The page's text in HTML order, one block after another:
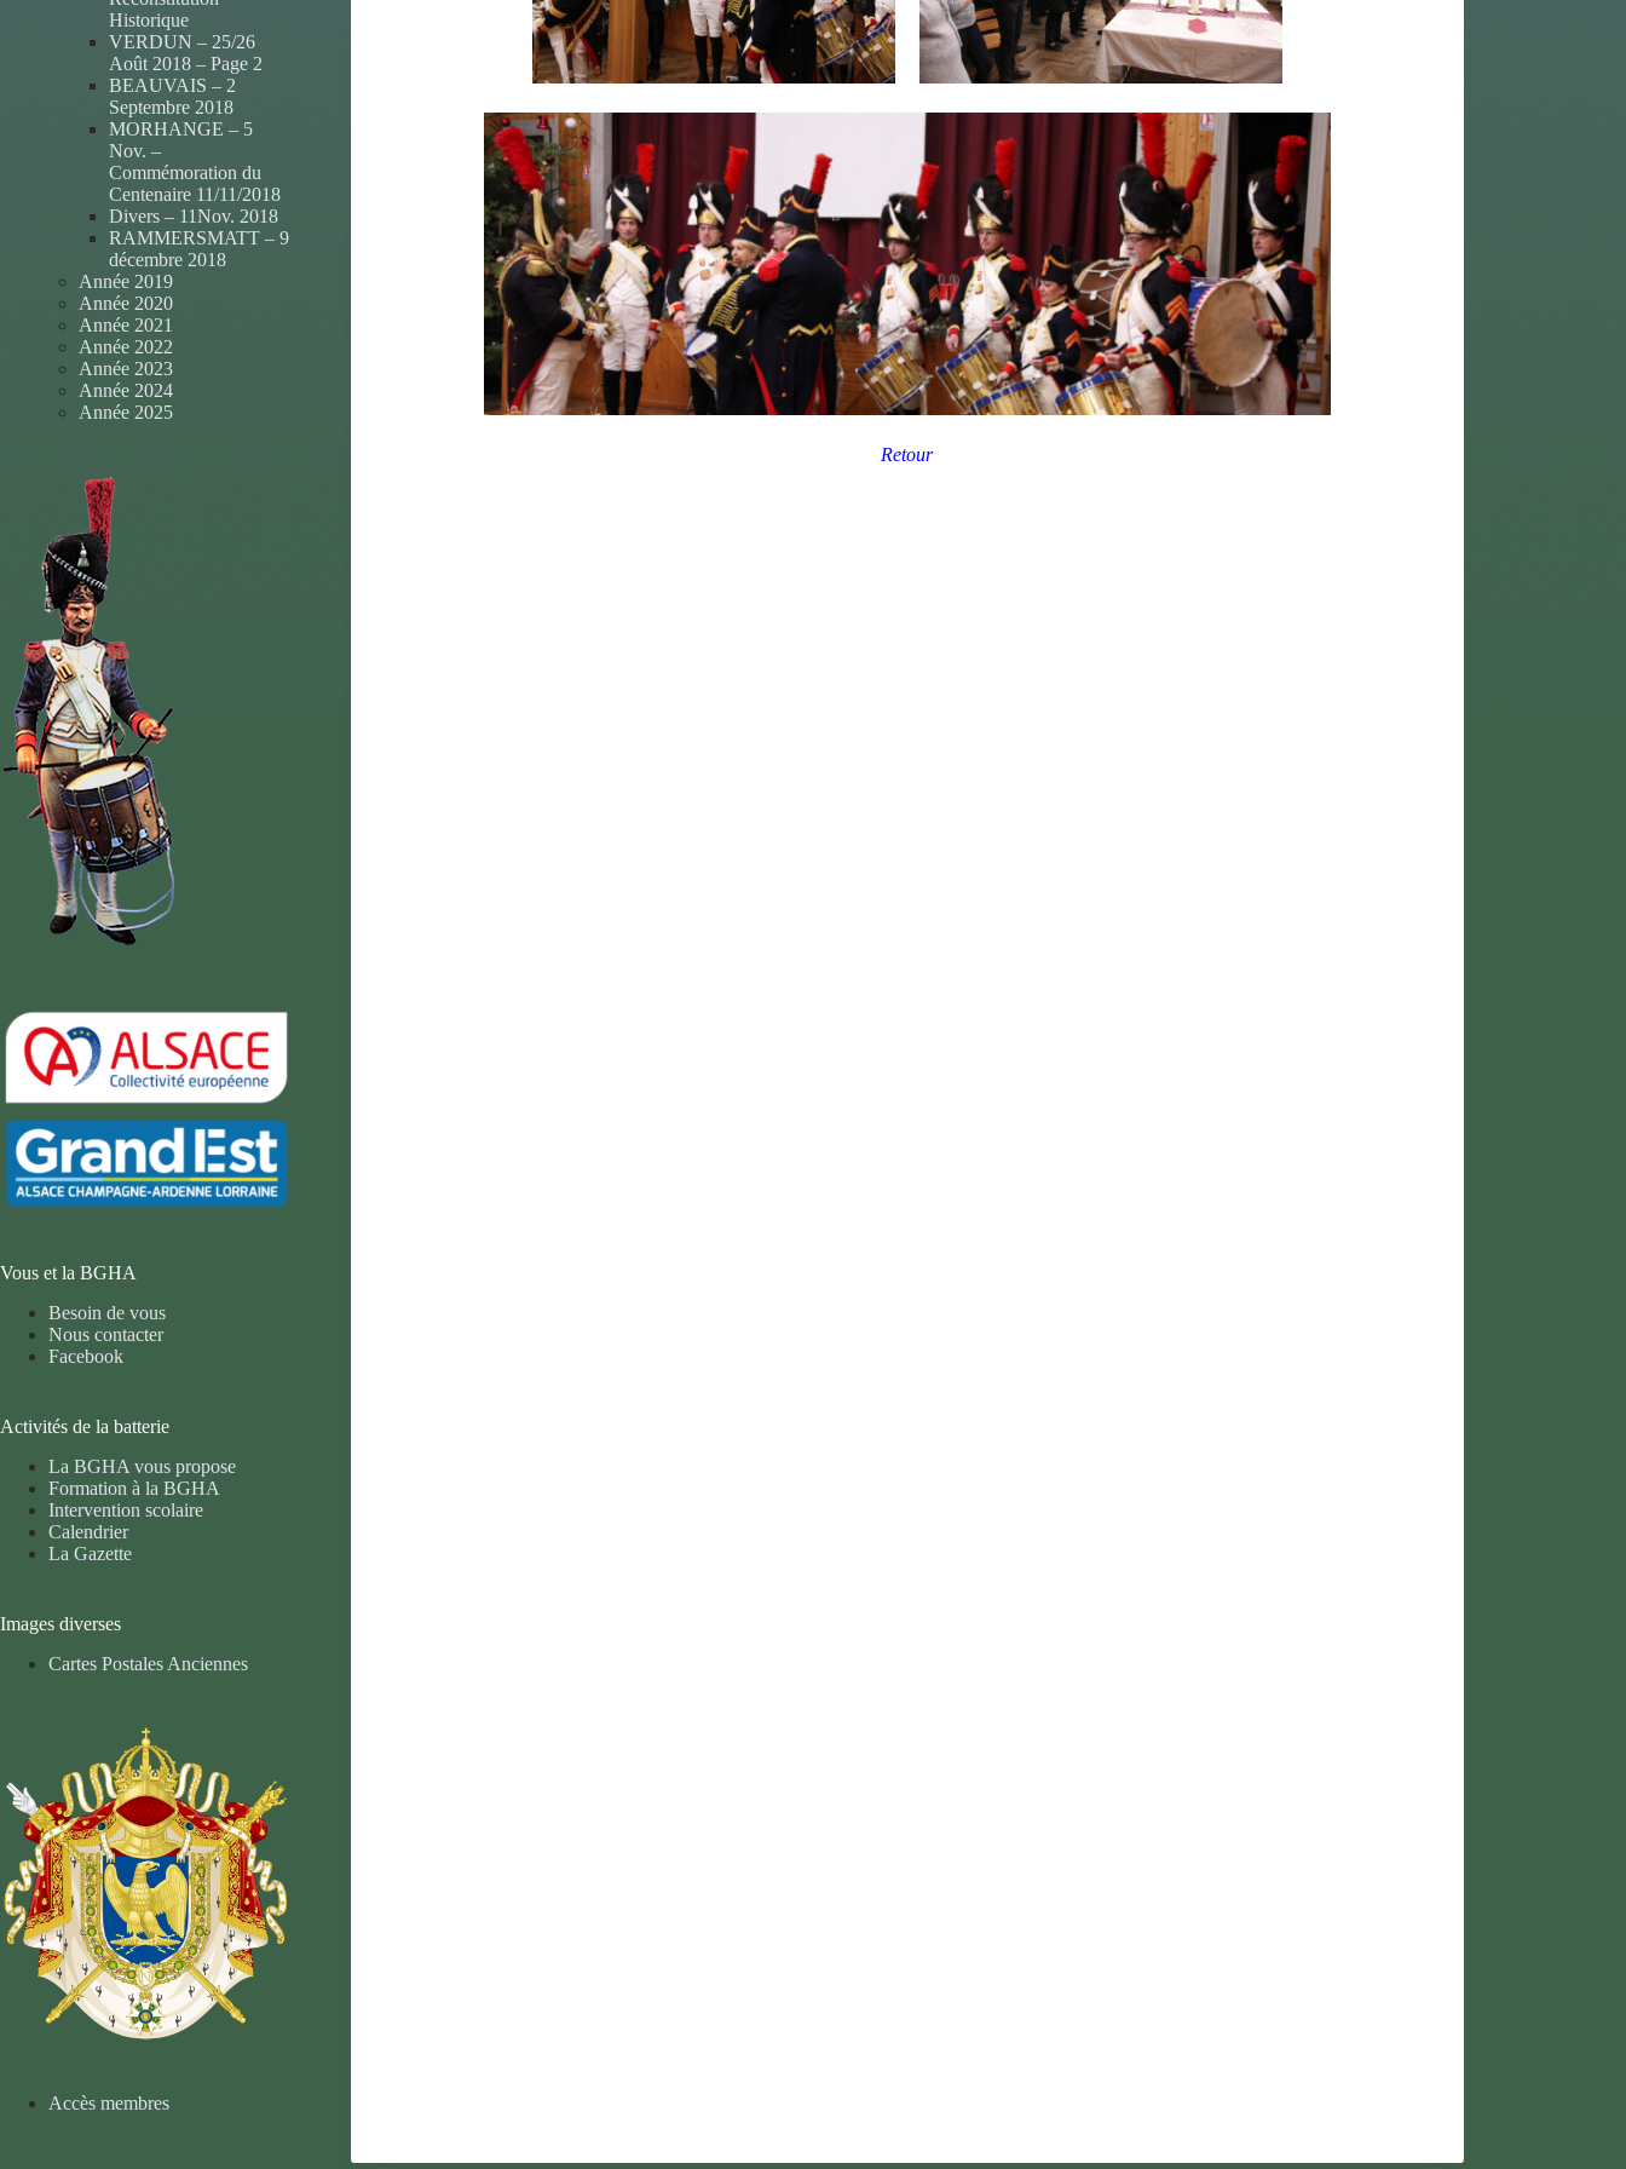
Retour
Historique
VERDUN – 25/26
Août 2018 – Page 2
BEAUVAIS – 2
Septembre 2018
MORHANGE – 5
Nov. –
Commémoration du
Centenaire 11/11/2018
Divers – 11Nov. 2018
RAMMERSMATT – 9
décembre 2018
Année 2019
Année 2020
Année 2021
Année 2022
Année 2023
Année 2024
Année 2025
Vous et la BGHA
Besoin de vous
Nous contacter
Facebook
Activités de la batterie
La BGHA vous propose
Formation à la BGHA
Intervention scolaire
Calendrier
La Gazette
Images diverses
Cartes Postales Anciennes
Accès membres